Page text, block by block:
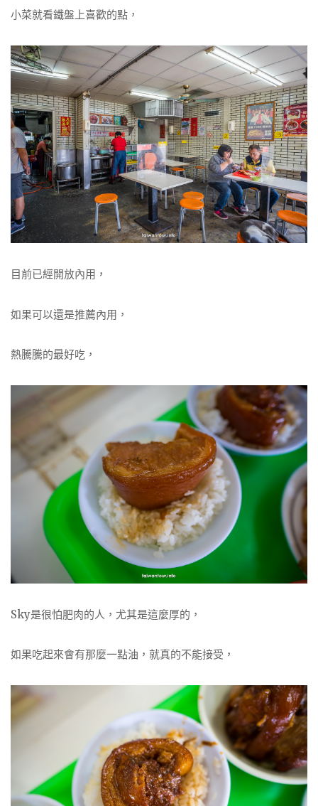
小菜就看鐵盤上喜歡的點，
目前已經開放內用，
如果可以還是推薦內用，
熱騰騰的最好吃，
Sky是很怕肥肉的人，尤其是這麼厚的，
如果吃起來會有那麼一點油，就真的不能接受，